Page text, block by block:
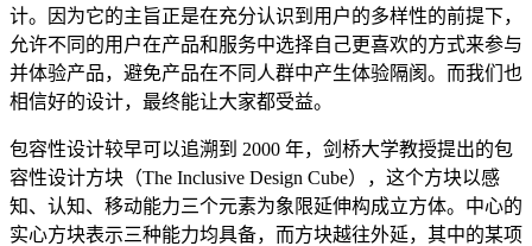
计。因为它的主旨正是在充分认识到用户的多样性的前提下，
允许不同的用户在产品和服务中选择自己更喜欢的方式来参与
并体验产品，避免产品在不同人群中产生体验隔阂。而我们也
相信好的设计，最终能让大家都受益。
包容性设计较早可以追溯到 2000 年，剑桥大学教授提出的包
容性设计方块（The Inclusive Design Cube），这个方块以感
知、认知、移动能力三个元素为象限延伸构成立方体。中心的
实心方块表示三种能力均具备，而方块越往外延，其中的某项